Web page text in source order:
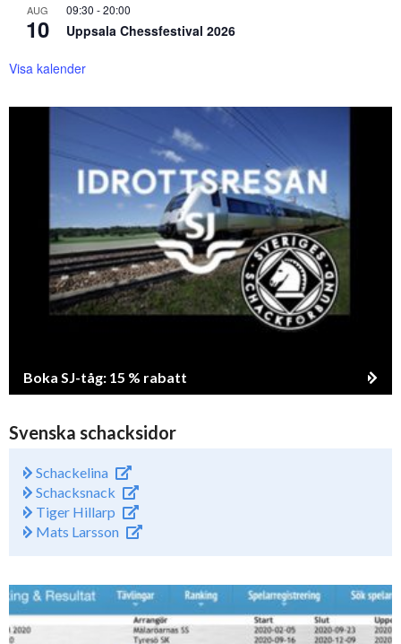
AUG
10
09:30 -20:00
Uppsala Chessfestival 2026
Visa kalender
Boka SJ-tåg: 15 % rabatt
Svenska schacksidor
Schackelina
Schacksnack
Tiger Hillarp
Mats Larsson